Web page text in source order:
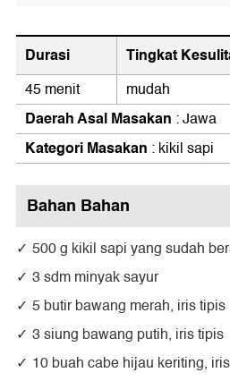
Durasi Tingkat
45 menit mudah
Daerah Asal Masakan : Jawa
Kategori Masakan : kikil sapi
Bahan Bahan
500 g kikil sapi yang sudah
3 sdm minyak sayur
5 butir bawang merah, iris tipis
3 siung bawang putih, iris tipis
10 buah cabe hijau keriting,